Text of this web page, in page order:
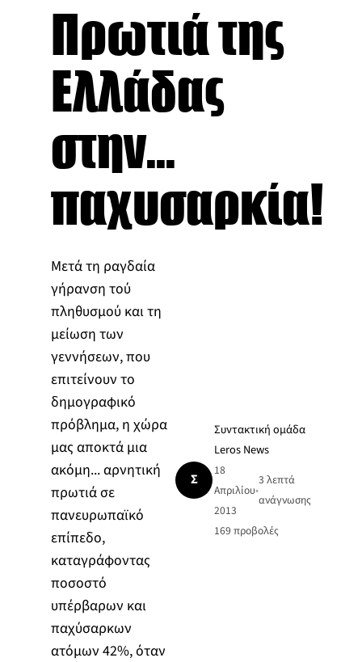
Πρωτιά της
Ελλάδας
στην...
παχυσαρκία!
Μετά τη ραγδαία
γήρανση τού
πληθυσμού και τη
μείωση των
γεννήσεων, που
επιτείνουν το
δημογραφικό
πρόβλημα, η χώρα
μας αποκτά μια
ακόμη... αρνητική
πρωτιά σε
πανευρωπαϊκό
επίπεδο,
καταγράφοντας
ποσοστό
υπέρβαρων και
παχύσαρκων
ατόμων 42%, όταν
Σ
Συντακτική ομάδα
Leros News
18
Απριλίου
2013
•
3 λεπτά
ανάγνωσης
169 προβολές